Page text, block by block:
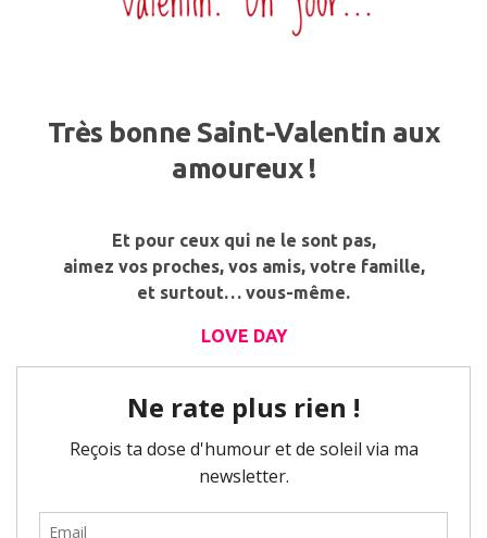
Très bonne Saint-Valentin aux
amoureux !
Et pour ceux qui ne le sont pas,
aimez vos proches, vos amis, votre famille,
et surtout… vous-même.
LOVE DAY